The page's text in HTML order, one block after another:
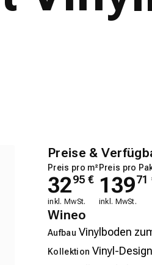
Preise &
Preis pro m²
3295 €
inkl. MwSt.
Preis pro
13971
inkl. MwSt.
Wineo
Aufbau
Kollektion